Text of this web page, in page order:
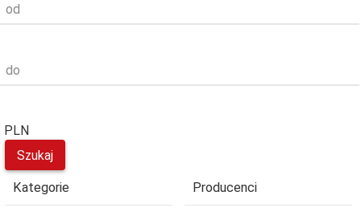
od
do
PLN
Kategorie Producenci